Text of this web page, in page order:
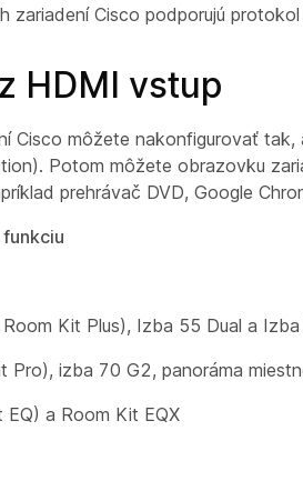
Cisco podporujú protokol
HDMI vstup
Cisco môžete nakonfigurovať
Potom môžete obrazovku
prehrávač DVD, Google
Kit Plus), Izba 55 Dual a
Pro), izba 70 G2, panoráma
a Room Kit EQX